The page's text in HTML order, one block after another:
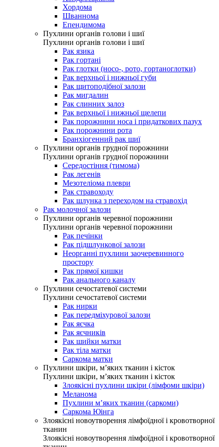
Хордома
Шваннома
Епендимома
Пухлини органів голови і шиї
Пухлини органів голови і шиї
Рак язика
Рак гортані
Рак глотки (носо-, рото, гортаноглотки)
Рак верхньої і нижньої губи
Рак щитоподібної залози
Рак мигдалин
Рак слинних залоз
Рак верхньої і нижньої щелепи
Рак порожнини носа і придаткових пазух
Рак порожнини рота
Бранхіогенний рак шиї
Пухлини органів грудної порожнини
Пухлини органів грудної порожнини
Середостіння (тимома)
Рак легенів
Мезотеліома плеври
Рак стравоходу
Рак шлунка з переходом на стравохід
Рак молочної залози
Пухлини органів черевної порожнини
Пухлини органів черевної порожнини
Рак печінки
Рак підшлункової залози
Неорганні пухлини заочеревинного
простору
Рак прямої кишки
Рак анального каналу
Пухлини сечостатевої системи
Пухлини сечостатевої системи
Рак нирки
Рак передміхурової залози
Рак яєчка
Рак яєчників
Рак шийки матки
Рак тіла матки
Саркома матки
Пухлини шкіри, м’яких тканин і кісток
Пухлини шкіри, м’яких тканин і кісток
Злоякісні пухлини шкіри (лімфоми шкіри)
Меланома
Пухлини м’яких тканин (саркоми)
Саркома Юінга
Злоякісні новоутворення лімфоїдної і кровотворної
тканин
Злоякісні новоутворення лімфоїдної і кровотворної